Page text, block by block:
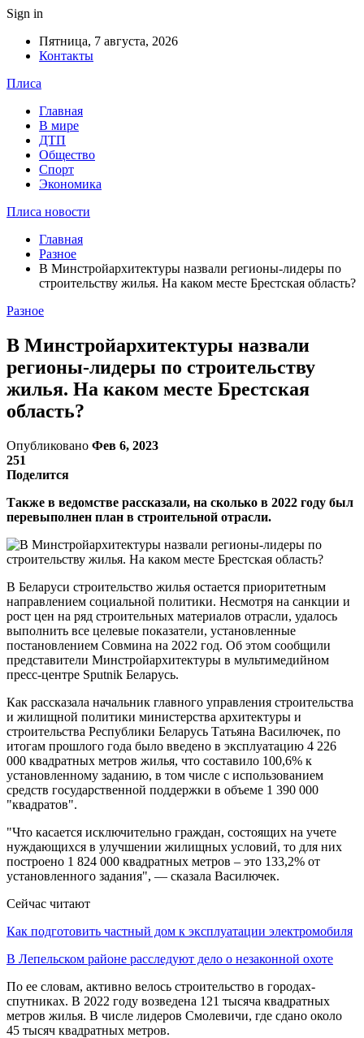
Sign in
Пятница, 7 августа, 2026
Контакты
Плиса
Главная
В мире
ДТП
Общество
Спорт
Экономика
Плиса новости
Главная
Разное
В Минстройархитектуры назвали регионы-лидеры по
строительству жилья. На каком месте Брестская область?
Разное
В Минстройархитектуры назвали
регионы-лидеры по строительству
жилья. На каком месте Брестская
область?
Опубликовано Фев 6, 2023
251
Поделится
Также в ведомстве рассказали, на сколько в 2022 году был
перевыполнен план в строительной отрасли.
В Беларуси строительство жилья остается приоритетным
направлением социальной политики. Несмотря на санкции и
рост цен на ряд строительных материалов отрасли, удалось
выполнить все целевые показатели, установленные
постановлением Совмина на 2022 год. Об этом сообщили
представители Минстройархитектуры в мультимедийном
пресс-центре Sputnik Беларусь.
Как рассказала начальник главного управления строительства
и жилищной политики министерства архитектуры и
строительства Республики Беларусь Татьяна Василючек, по
итогам прошлого года было введено в эксплуатацию 4 226
000 квадратных метров жилья, что составило 100,6% к
установленному заданию, в том числе с использованием
средств государственной поддержки в объеме 1 390 000
"квадратов".
"Что касается исключительно граждан, состоящих на учете
нуждающихся в улучшении жилищных условий, то для них
построено 1 824 000 квадратных метров – это 133,2% от
установленного задания", — сказала Василючек.
Сейчас читают
Как подготовить частный дом к эксплуатации электромобиля
В Лепельском районе расследуют дело о незаконной охоте
По ее словам, активно велось строительство в городах-
спутниках. В 2022 году возведена 121 тысяча квадратных
метров жилья. В числе лидеров Смолевичи, где сдано около
45 тысяч квадратных метров.